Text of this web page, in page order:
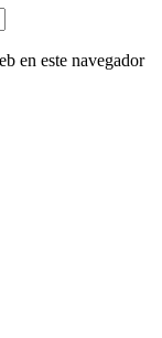
en este navegador